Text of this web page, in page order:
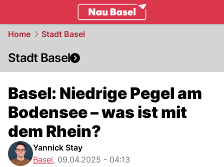
Home Stadt Basel
Stadt Basel
Basel: Niedrige Pegel am
Bodensee – was ist mit
dem Rhein?
Yannick Stay
Basel, 09.04.2025 - 04:13